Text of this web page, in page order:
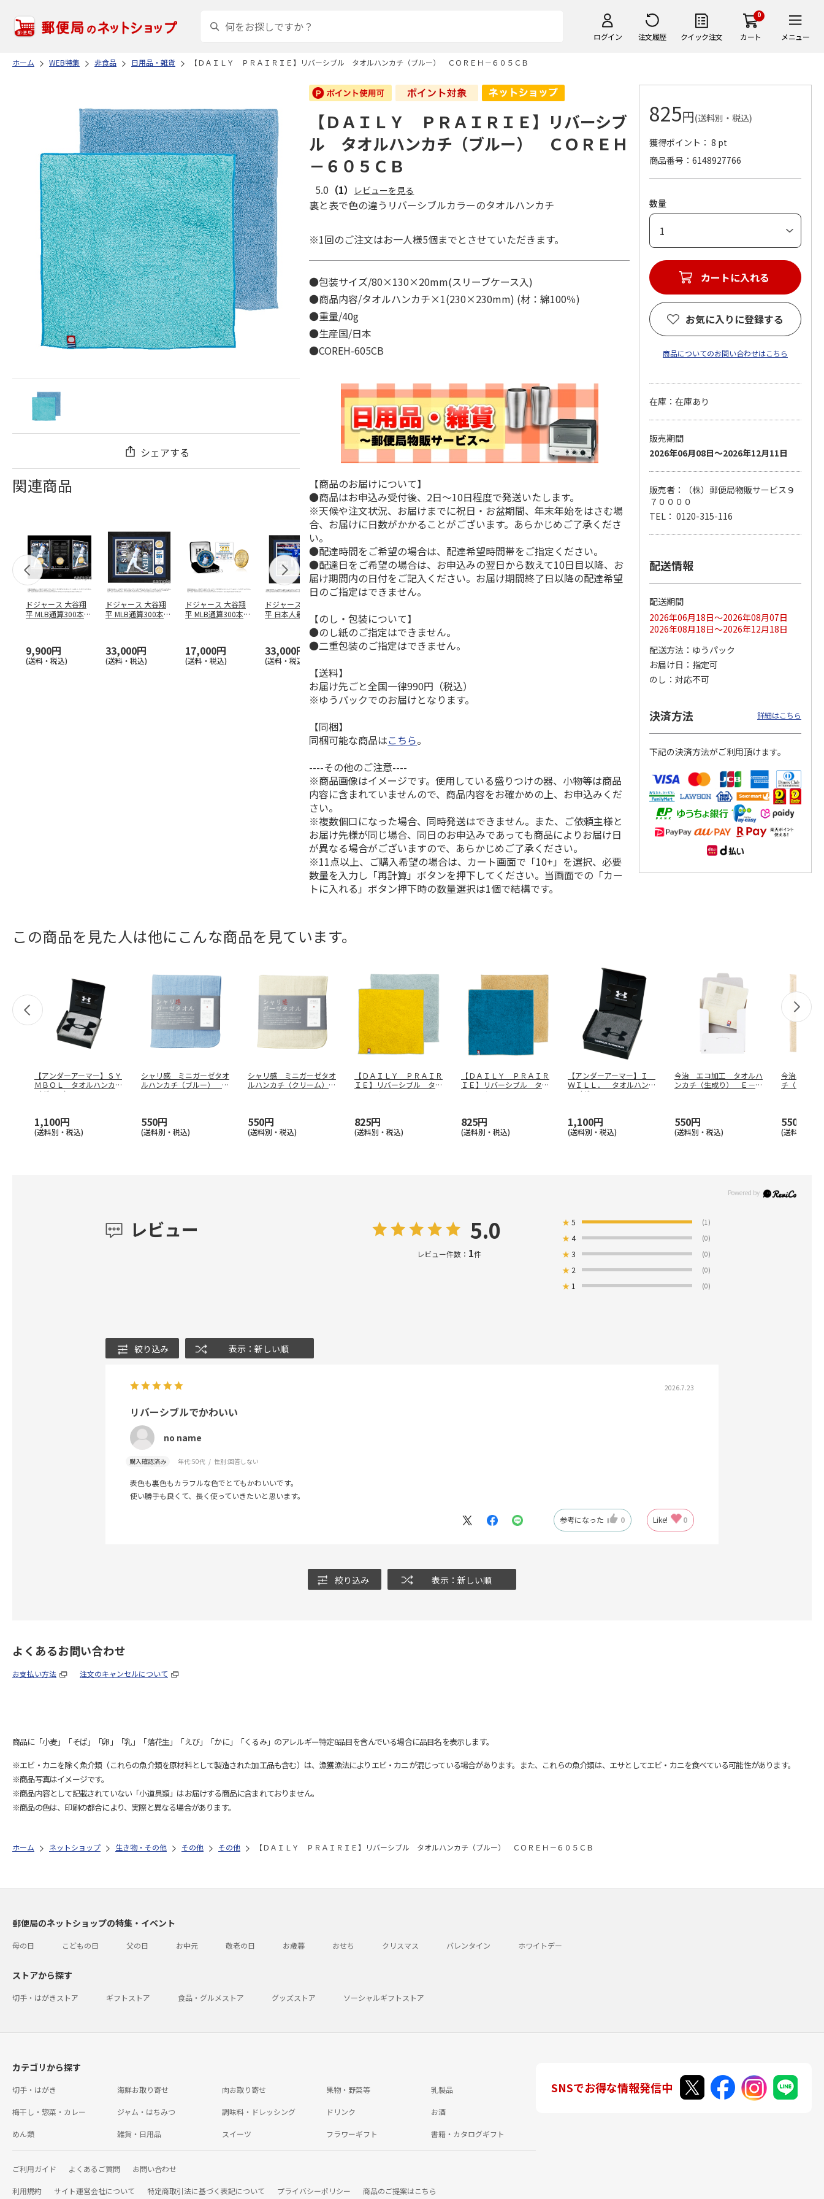
ログイン 注文履歴 クイック注文
0
カート メニュー
ホーム WEB特集 非食品 日用品・雑貨 【ＤＡＩＬＹ ＰＲＡＩＲＩＥ】リバーシブル タオルハンカチ（ブルー） ＣＯＲＥＨ－６０５ＣＢ
シェアする
関連商品
ドジャース 大谷翔
平 MLB通算300本塁
9,900円
(送料・税込)
ドジャース 大谷翔
平 MLB通算300本塁
33,000円
(送料・税込)
ドジャース 大谷翔
平 MLB通算300本塁
17,000円
(送料・税込)
ドジャース 大谷翔
平 日本人最多53試
合連続出塁記念 ダ
33,000円
(送料・税込)
谷翔平 2026 NL 3・
4月投手…
33,000円
イ…
9,900円
ドジャース 大谷翔
平 日本人最多53試
合連続出塁記念 シ
ル…
17,000円
(送料・税込)
谷翔平 2026 NL 3・
4月投手…
【ＤＡＩＬＹ ＰＲＡＩＲＩＥ】リバーシブ
ル タオルハンカチ（ブルー） ＣＯＲＥＨ
－６０５ＣＢ
5.0 （1） レビューを見る
裏と表で色の違うリバーシブルカラーのタオルハンカチ
※1回のご注文はお一人様5個までとさせていただきます。
●包装サイズ/80×130×20mm(スリーブケース入)
●商品内容/タオルハンカチ×1(230×230mm) (材：綿100％)
●重量/40g
●生産国/日本
●COREH-605CB
【商品のお届けについて】
●商品はお申込み受付後、2日～10日程度で発送いたします。
※天候や注文状況、お届けまでに祝日・お盆期間、年末年始をはさむ場
合、お届けに日数がかかることがございます。あらかじめご了承くださ
い。
●配達時間をご希望の場合は、配達希望時間帯をご指定ください。
●配達日をご希望の場合は、お申込みの翌日から数えて10日目以降、お
届け期間内の日付をご記入ください。お届け期間終了日以降の配達希望
日のご指定はできません。
【のし・包装について】
●のし紙のご指定はできません。
●二重包装のご指定はできません。
【送料】
お届け先ごと全国一律990円（税込）
※ゆうパックでのお届けとなります。
【同梱】
同梱可能な商品はこちら。
----その他のご注意----
※商品画像はイメージです。使用している盛りつけの器、小物等は商品
内容に含まれていませんので、商品内容をお確かめの上、お申込みくだ
さい。
※複数個口になった場合、同時発送はできません。また、ご依頼主様と
お届け先様が同じ場合、同日のお申込みであっても商品によりお届け日
が異なる場合がございますので、あらかじめご了承ください。
※11点以上、ご購入希望の場合は、カート画面で「10+」を選択、必要
数量を入力し「再計算」ボタンを押下してください。当画面での「カー
トに入れる」ボタン押下時の数量選択は1個で結構です。
825円(送料別・税込)
獲得ポイント： 8 pt
商品番号
6148927766
数量
カートに入れる
お気に入りに登録する
商品についてのお問い合わせはこちら
在庫：在庫あり
販売期間
2026年06月08日～2026年12月11日
販売者：（株）郵便局物販サービス９
７００００
TEL： 0120-315-116
配送情報
配送期間
2026年06月18日～2026年08月07日
2026年08月18日～2026年12月18日
配送方法
ゆうパック
お届け日
指定可
のし
対応不可
決済方法 詳細はこちら
下記の決済方法がご利用頂けます。
この商品を見た人は他にこんな商品を見ています。
【アンダーアーマー】ＳＹ
ＭＢＯＬ タオルハンカチ
（グレー）
1,100円
(送料別・税込)
シャリ感 ミニガーゼタオ
ルハンカチ（ブルー） Ｓ
550円
(送料別・税込)
シャリ感 ミニガーゼタオ
ルハンカチ（クリーム）
550円
(送料別・税込)
【ＤＡＩＬＹ ＰＲＡＩＲ
ＩＥ】リバーシブル タオ
ルハンカチ
825円
(送料別・税込)
【ＤＡＩＬＹ ＰＲＡＩＲ
ＩＥ】リバーシブル タオ
ルハンカチ
825円
(送料別・税込)
【アンダーアーマー】Ｉ
ＷＩＬＬ． タオルハンカ
チ（グレー
1,100円
(送料別・税込)
今治 エコ加工 タオルハ
ンカチ（生成り） Ｅ－３
550円
(送料別・税込)
今治エコ加
チ（生成り
550円
(送料別・税
レビュー 5.0
レビュー件数： 1件
★5 (1)
★4 (0)
★3 (0)
★ 2 (0)
★ 1 (0)
絞り込み 表示：新しい順
2026.7.23
リバーシブルでかわいい
no name
購入確認済み 年代:50代 性別:回答しない
表色も裏色もカラフルな色でとてもかわいいです。
使い勝手も良くて、長く使っていきたいと思います。
参考になった 0 Like! 0
絞り込み 表示：新しい順
よくあるお問い合わせ
お支払い方法 注文のキャンセルについて
商品に「小麦」「そば」「卵」「乳」「落花生」「えび」「かに」「くるみ」のアレルギー特定8品目を含んでいる場合に品目名を表示します。
※エビ・カニを除く魚介類（これらの魚介類を原材料として製造された加工品も含む）は、漁獲漁法によりエビ・カニが混じっている場合があります。また、これらの魚介類は、エサとしてエビ・カニを食べている可能性があります。
※商品写真はイメージです。
※商品内容として記載されていない「小道具類」はお届けする商品に含まれておりません。
※商品の色は、印刷の都合により、実際と異なる場合があります。
ホーム ネットショップ 生き物・その他 その他 その他 【ＤＡＩＬＹ ＰＲＡＩＲＩＥ】リバーシブル タオルハンカチ（ブルー） ＣＯＲＥＨ－６０５ＣＢ
郵便局のネットショップの特集・イベント
母の日 こどもの日 父の日 お中元 敬老の日 お歳暮 おせち クリスマス バレンタイン ホワイトデー
ストアから探す
切手・はがきストア ギフトストア 食品・グルメストア グッズストア ソーシャルギフトストア
カテゴリから探す
切手・はがき 海鮮お取り寄せ 肉お取り寄せ 果物・野菜等 乳製品
梅干し・惣菜・カレー ジャム・はちみつ 調味料・ドレッシング ドリンク お酒
めん類 雑貨・日用品 スイーツ フラワーギフト 書籍・カタログギフト
ご利用ガイド よくあるご質問 お問い合わせ
利用規約 サイト運営会社について 特定商取引法に基づく表記について プライバシーポリシー 商品のご提案はこちら
SNSでお得な情報発信中